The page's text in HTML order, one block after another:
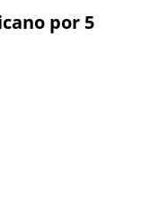
por 5